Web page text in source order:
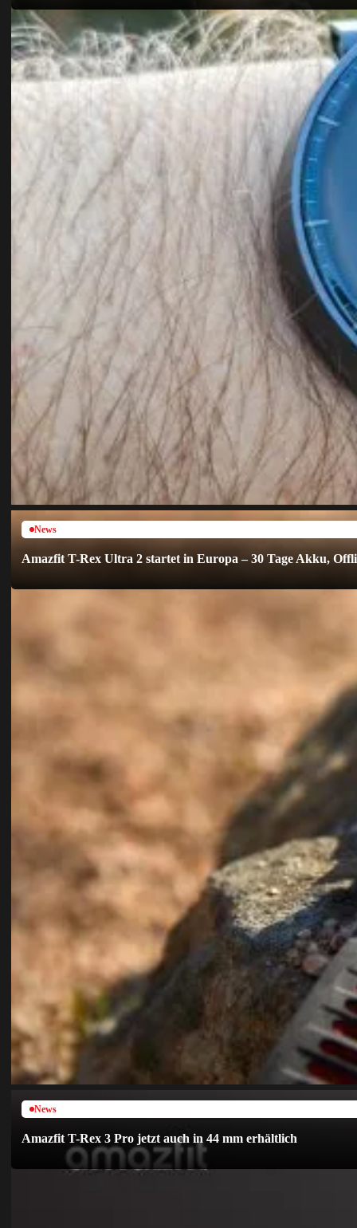
News
Amazfit T-Rex Ultra 2 startet in Europa – 30 Tage Akku,
News
Amazfit T-Rex 3 Pro jetzt auch in 44 mm erhältlich